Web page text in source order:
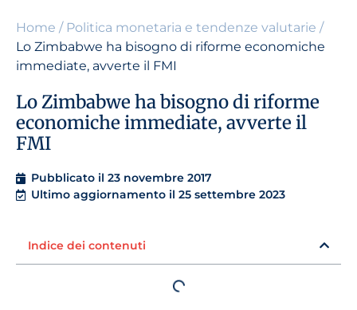
Home / Politica monetaria e tendenze valutarie /
Lo Zimbabwe ha bisogno di riforme economiche
immediate, avverte il FMI
Lo Zimbabwe ha bisogno di riforme
economiche immediate, avverte il
FMI
Pubblicato il 23 novembre 2017
Ultimo aggiornamento il 25 settembre 2023
Indice dei contenuti